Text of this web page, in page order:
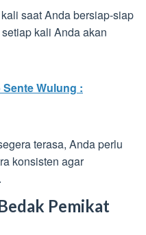
saat Anda bersiap-siap
kali Anda akan
Wulung :
terasa, Anda perlu
konsisten agar
Pemikat